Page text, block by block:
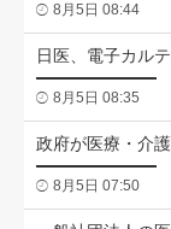
8月5日 08:44
日医、電子カル
8月5日 08:35
政府が医療・介
8月5日 07:50